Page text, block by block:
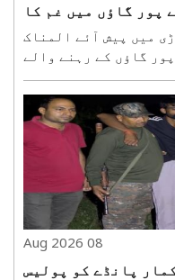
پور گاؤں میں غم کا
ماحول
8 اگست (ہ س)۔ پاؤڑی میں پیش آئے المناک
گاؤں کے رہنے والے
موت کی خبر پہنچتے ہی
جس گھر میں کچھ عرصہ
اور خاندان کے ساتھ
گھومنے..
08 Aug 2026
پانڈے کو پولیس